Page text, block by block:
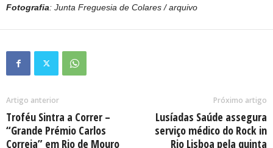
Fotografia: Junta Freguesia de Colares / arquivo
Artigo anterior
Troféu Sintra a Correr –
“Grande Prémio Carlos
Correia” em Rio de Mouro
Próximo artigo
Lusíadas Saúde assegura
serviço médico do Rock in
Rio Lisboa pela quinta